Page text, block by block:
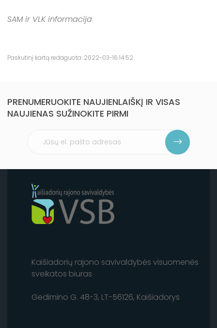
SAM ir VLK informacija
Paskutinį kartą redaguota: 2022-03-16 14:52
PRENUMERUOKITE NAUJIENLAIŠKĮ IR VISAS
NAUJIENAS SUŽINOKITE PIRMI
Kaišiadorių rajono savivaldybės visuomenės
sveikatos biuras
Gedimino G. 48-3, LT-56126, Kaišiadorys